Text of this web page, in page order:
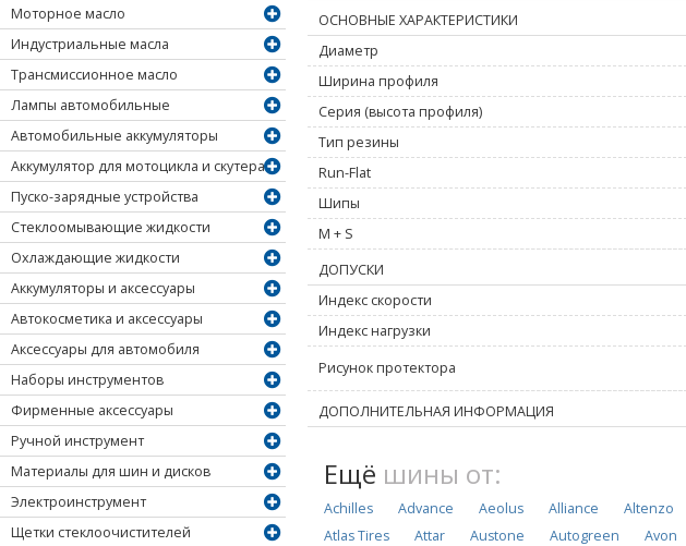
Моторное масло
Индустриальные масла
Трансмиссионное масло
Лампы автомобильные
Автомобильные аккумуляторы
Аккумулятор для мотоцикла и скутера
Пуско-зарядные устройства
Стеклоомывающие жидкости
Охлаждающие жидкости
Аккумуляторы и аксессуары
Автокосметика и аксессуары
Аксессуары для автомобиля
Наборы инструментов
Фирменные аксессуары
Ручной инструмент
Материалы для шин и дисков
Электроинструмент
Щетки стеклоочистителей
ОСНОВНЫЕ ХАРАКТЕРИСТИКИ
Диаметр
Ширина профиля
Серия (высота профиля)
Тип резины
Run-Flat
Шипы
M + S
ДОПУСКИ
Индекс скорости
Индекс нагрузки
Рисунок протектора
ДОПОЛНИТЕЛЬНАЯ ИНФОРМАЦИЯ
Ещё шины от:
Achilles Advance Aeolus Alliance Altenzo
Atlas Tires
Attar Austone Autogreen Avon